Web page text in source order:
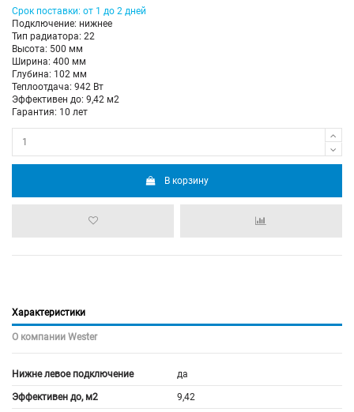
Срок поставки: от 1 до 2 дней
Подключение: нижнее
Тип радиатора: 22
Высота: 500 мм
Ширина: 400 мм
Глубина: 102 мм
Теплоотдача: 942 Вт
Эффективен до: 9,42 м2
Гарантия: 10 лет
В корзину
Характеристики
О компании Wester
Нижне левое подключение да
Эффективен до, м2 9,42